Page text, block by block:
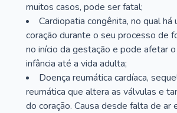
muitos casos, pode ser fatal;
Cardiopatia congênita, no qual há
coração durante o seu processo de
no início da gestação e pode afetar
infância até a vida adulta;
Doença reumática cardíaca,
reumática que altera as válvulas e
do coração. Causa desde falta de ar